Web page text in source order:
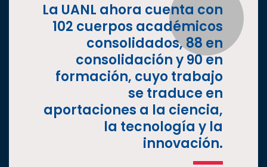
La UANL ahora cuenta con
102 cuerpos académicos
consolidados, 88 en
consolidación y 90 en
formación, cuyo trabajo
se traduce en
aportaciones a la ciencia,
la tecnología y la
innovación.